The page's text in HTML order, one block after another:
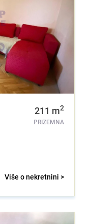
211 m2
PRIZEMNA
Više o nekretnini >